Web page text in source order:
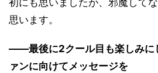
初にも思いましたが、邪魔して
思います。
――最後に2クール目も楽しみに
ァンに向けてメッセージを